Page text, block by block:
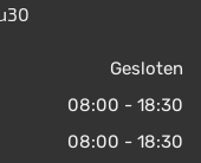
Gesloten
08:00 - 18:30
08:00 - 18:30